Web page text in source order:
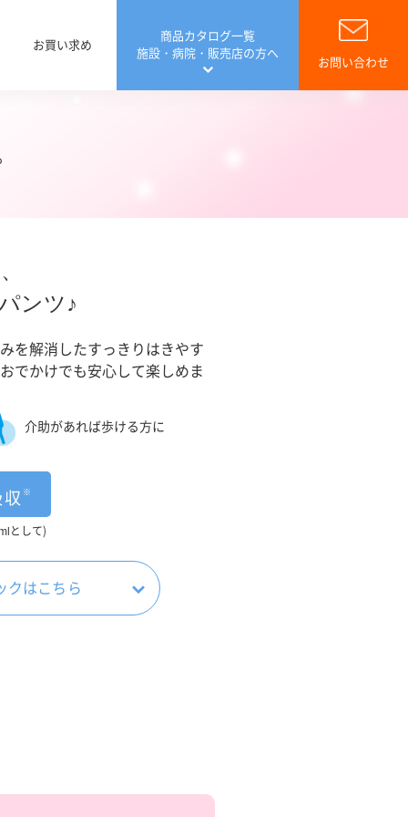
お買い求め
商品カタログ一覧
施設・病院・販売店の方へ
お問い合わせ
ンツ♪
を解消したすっきりはきやす
でかけでも安心して楽しめま
介助があれば歩ける方に
※
として)
クはこちら